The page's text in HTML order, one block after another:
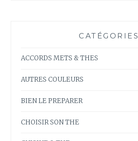
CATÉGORIES
ACCORDS METS & THES
AUTRES COULEURS
BIEN LE PREPARER
CHOISIR SON THE